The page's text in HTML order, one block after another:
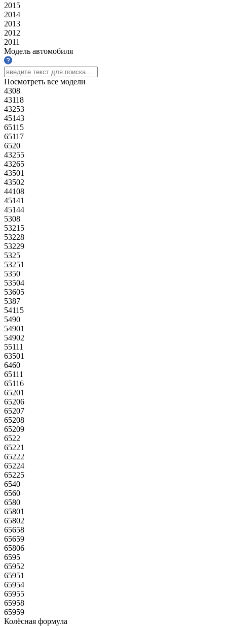
2015
2014
2013
2012
2011
Модель автомобиля
Посмотреть все модели
4308
43118
43253
45143
65115
65117
6520
43255
43265
43501
43502
44108
45141
45144
5308
53215
53228
53229
5325
53251
5350
53504
53605
5387
54115
5490
54901
54902
55111
63501
6460
65111
65116
65201
65206
65207
65208
65209
6522
65221
65222
65224
65225
6540
6560
6580
65801
65802
65658
65659
65806
6595
65952
65951
65954
65955
65958
65959
Колёсная формула